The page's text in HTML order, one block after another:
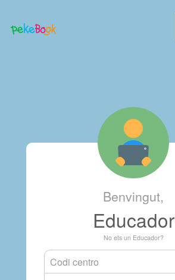
Benvingut,
Educador
No ets un Educador?